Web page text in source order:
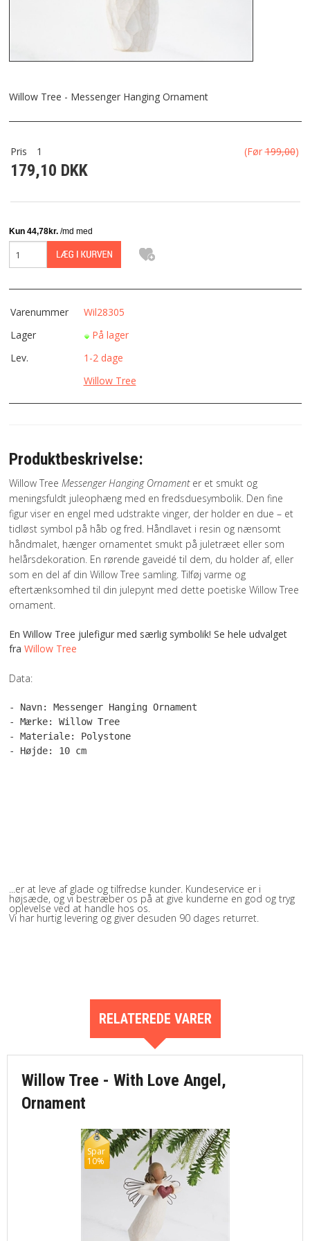
KONTAKT
FAVORIT
Willow Tree - Messenger Hanging Ornament
Pris 1 (Før199,00)
179,10 DKK
Varenummer
Wil28305
Lager
På lager
Lev.
1-2 dage
Willow Tree
Produktbeskrivelse:
Willow Tree Messenger Hanging Ornamenter et smukt og
meningsfuldt juleophæng med en fredsduesymbolik. Den fine
figur viser en engel med udstrakte vinger, der holder en due – et
tidløst symbol på håb og fred. Håndlavet i resin og nænsomt
håndmalet, hænger ornamentet smukt på juletræet eller som
helårsdekoration. En rørende gaveidé til dem, du holder af, eller
som en del af din Willow Tree samling. Tilføj varme og
eftertænksomhed til din julepynt med dette poetiske Willow Tree
ornament.
En Willow Tree julefigur med særlig symbolik! Se hele udvalget
fra Willow Tree
Data:
- Navn: Messenger Hanging Ornament
- Mærke: Willow Tree
- Materiale: Polystone
- Højde: 10 cm
...er at leve af glade og tilfredse kunder. Kundeservice er i
højsæde, og vi bestræber os på at give kunderne en god og tryg
oplevelse ved at handle hos os.
Vi har hurtig levering og giver desuden 90 dages returret.
RELATEREDE VARER
Willow Tree - With Love Angel,
Ornament
Spar
10%